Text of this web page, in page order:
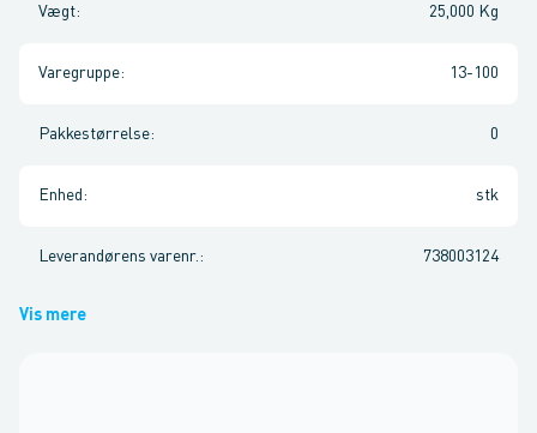
Vægt: 25,000 Kg
Varegruppe: 13-100
Pakkestørrelse: 0
Enhed : stk
Leverandørens varenr. : 738003124
Vis mere